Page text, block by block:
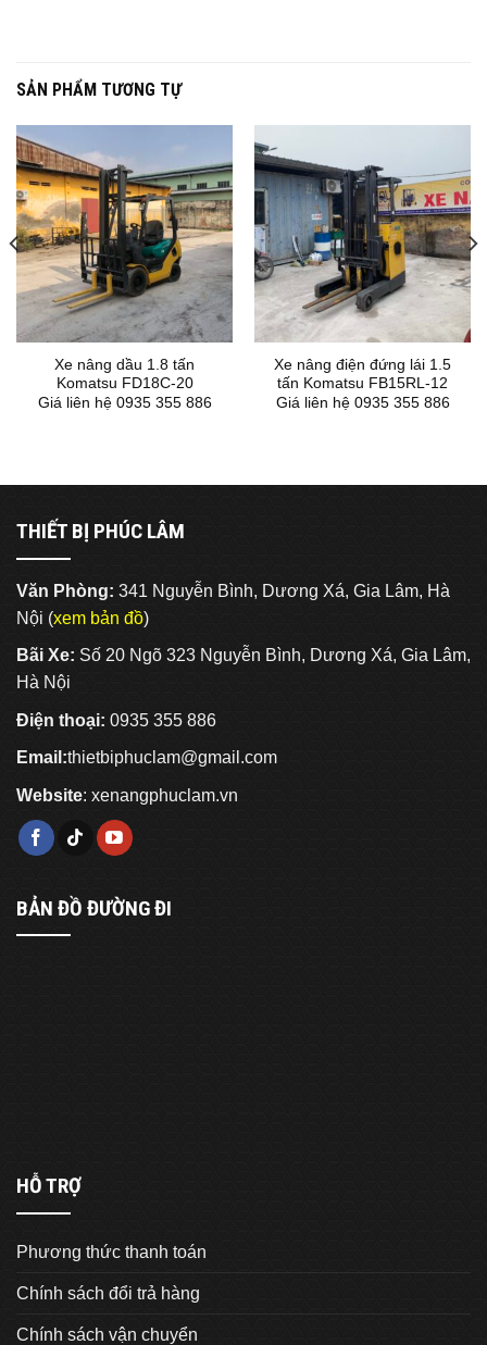
SẢN PHẨM TƯƠNG TỰ
Xe nâng dầu 1.8 tấn
Komatsu FD18C-20
Giá liên hệ 0935 355 886
Xe nâng điện đứng lái 1.5
tấn Komatsu FB15RL-12
Giá liên hệ 0935 355 886
THIẾT BỊ PHÚC LÂM
Văn Phòng: 341 Nguyễn Bình, Dương Xá, Gia Lâm, Hà
Nội (xem bản đồ)
Bãi Xe: Số 20 Ngõ 323 Nguyễn Bình, Dương Xá, Gia Lâm,
Hà Nội
Điện thoại: 0935 355 886
Email:thietbiphuclam@gmail.com
Website: xenangphuclam.vn
BẢN ĐỒ ĐƯỜNG ĐI
HỖ TRỢ
Phương thức thanh toán
Chính sách đổi trả hàng
Chính sách vận chuyển